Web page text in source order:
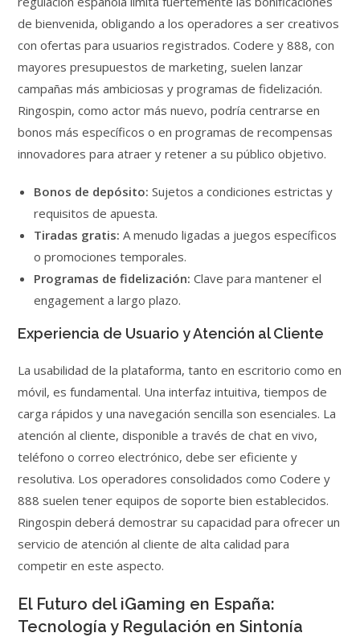
de bienvenida, obligando a los operadores a ser creativos
con ofertas para usuarios registrados. Codere y 888, con
mayores presupuestos de marketing, suelen lanzar
campañas más ambiciosas y programas de fidelización.
Ringospin, como actor más nuevo, podría centrarse en
bonos más específicos o en programas de recompensas
innovadores para atraer y retener a su público objetivo.
Bonos de depósito: Sujetos a condiciones estrictas y
requisitos de apuesta.
Tiradas gratis: A menudo ligadas a juegos específicos
o promociones temporales.
Programas de fidelización: Clave para mantener el
engagement a largo plazo.
Experiencia de Usuario y Atención al Cliente
La usabilidad de la plataforma, tanto en escritorio como en
móvil, es fundamental. Una interfaz intuitiva, tiempos de
carga rápidos y una navegación sencilla son esenciales. La
atención al cliente, disponible a través de chat en vivo,
teléfono o correo electrónico, debe ser eficiente y
resolutiva. Los operadores consolidados como Codere y
888 suelen tener equipos de soporte bien establecidos.
Ringospin deberá demostrar su capacidad para ofrecer un
servicio de atención al cliente de alta calidad para
competir en este aspecto.
El Futuro del iGaming en España:
Tecnología y Regulación en Sintonía